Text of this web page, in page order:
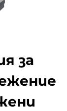
за